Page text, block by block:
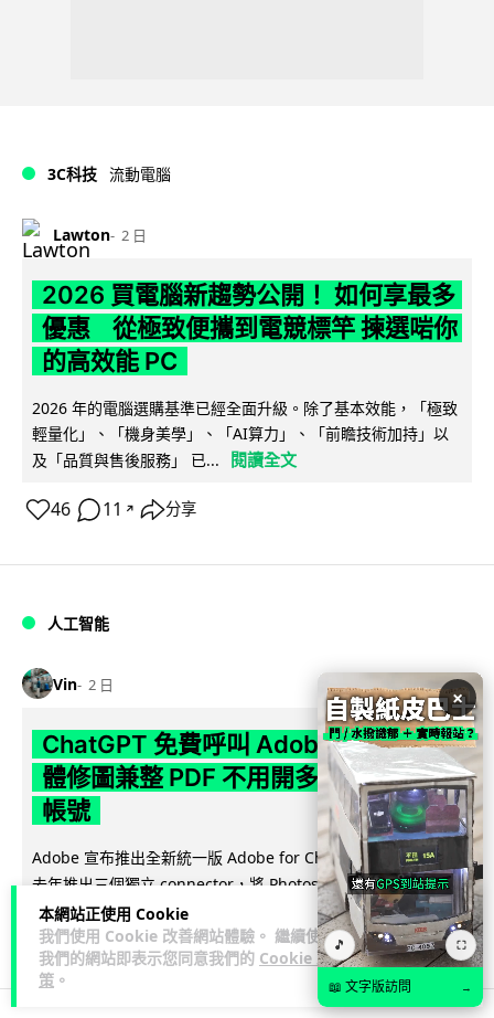
本網站正使用 Cookie
我們使用 Cookie 改善網站體驗。 繼續使用
我們的網站即表示您同意我們的 Cookie 政
策 。
3C科技 流動電腦
Lawton 2 日
2026 買電腦新趨勢公開！ 如何享最多
優惠 從極致便攜到電競標竿 揀選啱你
的高效能 PC
2026 年的電腦選購基準已經全面升級。除了基本效能，「極致
輕量化」、「機身美學」、「AI算力」、「前瞻技術加持」以
及「品質與售後服務」 已...
閱讀全文
46 11 ↗ 分享
人工智能
Vin 2 日
ChatGPT 免費呼叫 Adobe 一句話跨軟
體修圖兼整 PDF 不用開多個 APP 兼免
帳號
Adobe 宣布推出全新統一版 Adobe for ChatGPT 外掛，取代
去年推出三個獨立 connector，將 Photoshop、... 閱讀全文
144 11 ↗ 分享
×
🎵 ⛶
📖 文字版訪問 →